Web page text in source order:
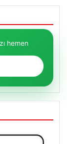
hemen